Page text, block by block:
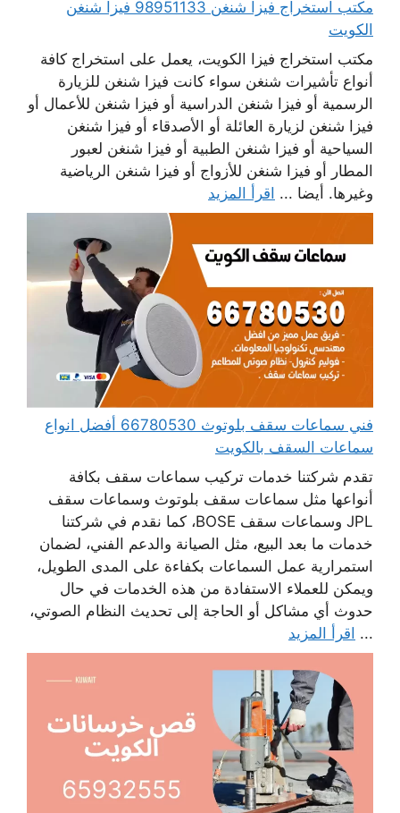
مكتب استخراج فيزا شنغن 98951133 فيزا شنغن
الكويت
مكتب استخراج فيزا الكويت، يعمل على استخراج كافة
أنواع تأشيرات شنغن سواء كانت فيزا شنغن للزيارة
الرسمية أو فيزا شنغن الدراسية أو فيزا شنغن للأعمال أو
فيزا شنغن لزيارة العائلة أو الأصدقاء أو فيزا شنغن
السياحية أو فيزا شنغن الطبية أو فيزا شنغن لعبور
المطار أو فيزا شنغن للأزواج أو فيزا شنغن الرياضية
وغيرها. أيضا ... اقرأ المزيد
فني سماعات سقف بلوتوث 66780530 أفضل انواع
سماعات السقف بالكويت
تقدم شركتنا خدمات تركيب سماعات سقف بكافة
أنواعها مثل سماعات سقف بلوتوث وسماعات سقف
JPL وسماعات سقف BOSE، كما نقدم في شركتنا
خدمات ما بعد البيع، مثل الصيانة والدعم الفني، لضمان
استمرارية عمل السماعات بكفاءة على المدى الطويل،
ويمكن للعملاء الاستفادة من هذه الخدمات في حال
حدوث أي مشاكل أو الحاجة إلى تحديث النظام الصوتي،
... اقرأ المزيد